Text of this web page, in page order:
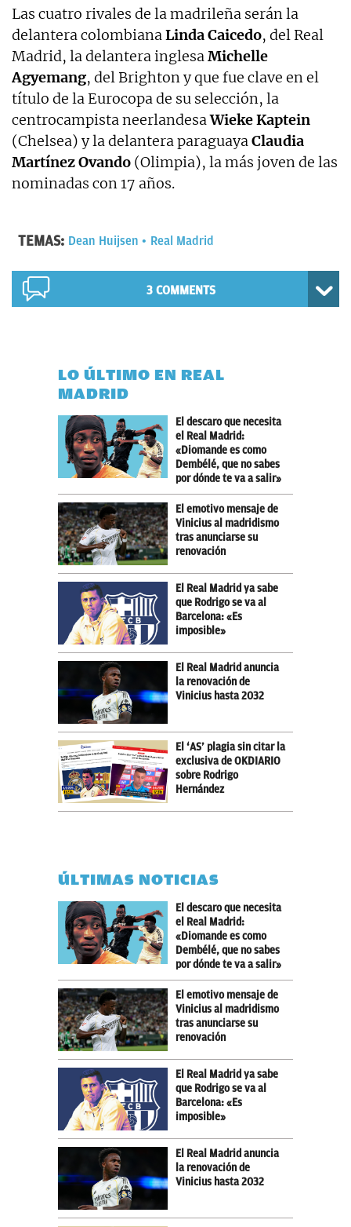
Las cuatro rivales de la madrileña serán la
delantera colombianaLinda Caicedo, del Real
Madrid, la delantera inglesaMichelle
Agyemang, del Brighton y que fue clave en el
título de la Eurocopa de su selección, la
centrocampista neerlandesaWieke Kaptein
(Chelsea) y la delantera paraguayaClaudia
Martínez Ovando (Olimpia), la más joven de las
nominadas con 17 años.
TEMAS: Dean Huijsen Real Madrid
3 COMMENTS
LO ÚLTIMO EN REAL
MADRID
El descaro que necesita
el Real Madrid:
«Diomande es como
Dembélé, que no sabes
por dónde te va a salir»
El emotivo mensaje de
Vinicius al madridismo
tras anunciarse su
renovación
El Real Madrid ya sabe
que Rodrigo se va al
Barcelona: «Es
imposible»
El Real Madrid anuncia
la renovación de
Vinicius hasta 2032
El ‘AS’ plagia sin citar la
exclusiva de OKDIARIO
sobre Rodrigo
Hernández
ÚLTIMAS NOTICIAS
El descaro que necesita
el Real Madrid:
«Diomande es como
Dembélé, que no sabes
por dónde te va a salir»
El emotivo mensaje de
Vinicius al madridismo
tras anunciarse su
renovación
El Real Madrid ya sabe
que Rodrigo se va al
Barcelona: «Es
imposible»
El Real Madrid anuncia
la renovación de
Vinicius hasta 2032